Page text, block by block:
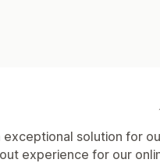
exceptional solution for
experience for our